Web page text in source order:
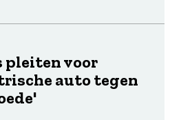
pleiten voor
auto tegen